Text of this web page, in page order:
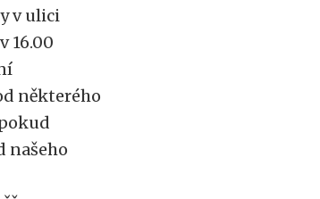
v ulici
16.00
některého
našeho